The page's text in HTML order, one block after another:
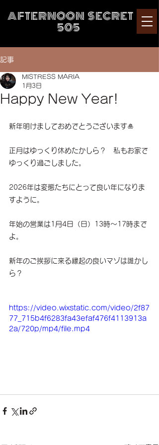
AFTERNOON SECRET
505
記事
Happy New Year!
MISTRESS MARIA
1月3日
新年明けましておめでとうございます🎍
正月はゆっくり休めたかしら？　私もお家で
ゆっくり過ごしました。
2026年は変態たちにとって良い年になりま
すように。
年始の営業は1月4日（日）13時〜17時まで
よ。
新年のご挨拶に来る縁起の良いマゾは誰かし
ら？
https://video.wixstatic.com/video/2f87
77_715b4f6283fa43efaf476f4113913a
2a/720p/mp4/file.mp4